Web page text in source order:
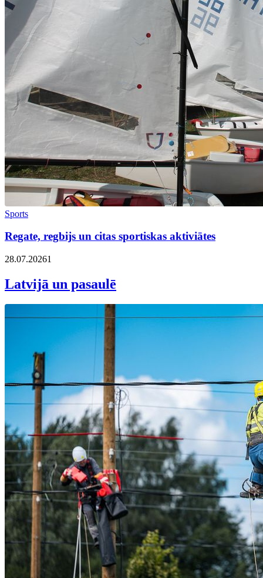
Sports
Regate, regbijs un citas sportiskas aktiviātes
28.07.20261
Latvijā un pasaulē